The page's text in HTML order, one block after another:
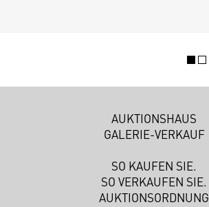
AUKTIONSHAUS
GALERIE-VERKAUF
SO KAUFEN SIE.
SO VERKAUFEN SIE.
AUKTIONSORDNUNG